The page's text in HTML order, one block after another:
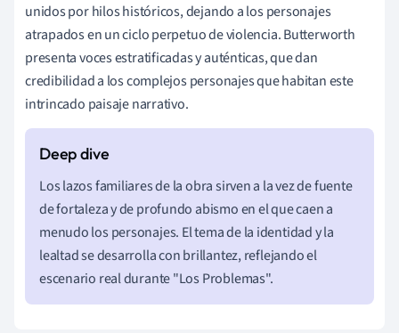
unidos por hilos históricos, dejando a los personajes
atrapados en un ciclo perpetuo de violencia. Butterworth
presenta voces estratificadas y auténticas, que dan
credibilidad a los complejos personajes que habitan este
intrincado paisaje narrativo.
Los lazos familiares de la obra sirven a la vez de fuente
de fortaleza y de profundo abismo en el que caen a
menudo los personajes. El tema de la identidad y la
lealtad se desarrolla con brillantez, reflejando el
escenario real durante "Los Problemas".